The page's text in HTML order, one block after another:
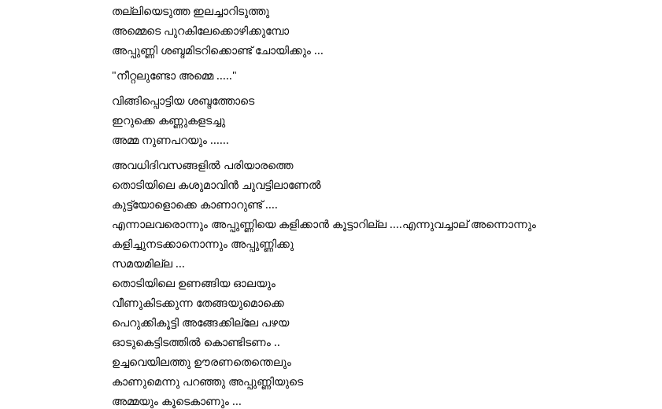
തല്ലിയെടുത്ത ഇലച്ചാറിടുത്തു
അമ്മെടെ പുറകിലേക്കൊഴിക്കുമ്പോ
അപ്പുണ്ണി ശബ്ദമിടറിക്കൊണ്ട് ചോയിക്കും ...
"നീറ്റലുണ്ടോ അമ്മെ ....."
വിങ്ങിപ്പൊട്ടിയ ശബ്ദത്തോടെ
ഇറുക്കെ കണ്ണുകളടച്ചു
അമ്മ നുണപറയും ......
അവധിദിവസങ്ങളിൽ പരിയാരത്തെ
തൊടിയിലെ കശുമാവിൻ ചുവട്ടിലാണേൽ
കുട്ട്യോളൊക്കെ കാണാറുണ്ട് ....
എന്നാലവരൊന്നും അപ്പുണ്ണിയെ കളിക്കാൻ കൂട്ടാറില്ല ....എന്നുവച്ചാല് അന്നൊന്നും
കളിച്ചുനടക്കാനൊന്നും അപ്പുണ്ണിക്കു
സമയമില്ല ...
തൊടിയിലെ ഉണങ്ങിയ ഓലയും
വീണുകിടക്കുന്ന തേങ്ങയുമൊക്കെ
പെറുക്കികൂട്ടി അങ്ങേക്കില്ലേ പഴയ
ഓടുകെട്ടിടത്തിൽ കൊണ്ടിടണം ..
ഉച്ചവെയിലത്തു ഊരണതെന്തെലും
കാണുമെന്നു പറഞ്ഞു അപ്പുണ്ണിയുടെ
അമ്മയും കൂടെകാണും ...